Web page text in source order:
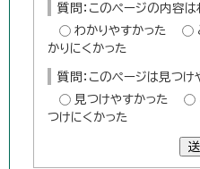
質問：このページの内容
わかりやすかった
かりにくかった
質問：このページは見つけ
見つけやすかった
つけにくかった